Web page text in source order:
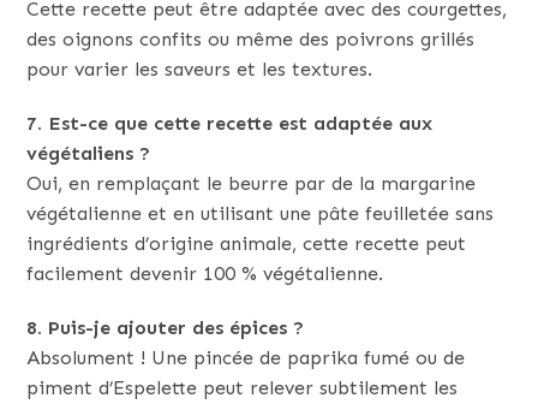
Cette recette peut être adaptée avec des courgettes,
des oignons confits ou même des poivrons grillés
pour varier les saveurs et les textures.
7. Est-ce que cette recette est adaptée aux
végétaliens ?
Oui, en remplaçant le beurre par de la margarine
végétalienne et en utilisant une pâte feuilletée sans
ingrédients d’origine animale, cette recette peut
facilement devenir 100 % végétalienne.
8. Puis-je ajouter des épices ?
Absolument ! Une pincée de paprika fumé ou de
piment d’Espelette peut relever subtilement les